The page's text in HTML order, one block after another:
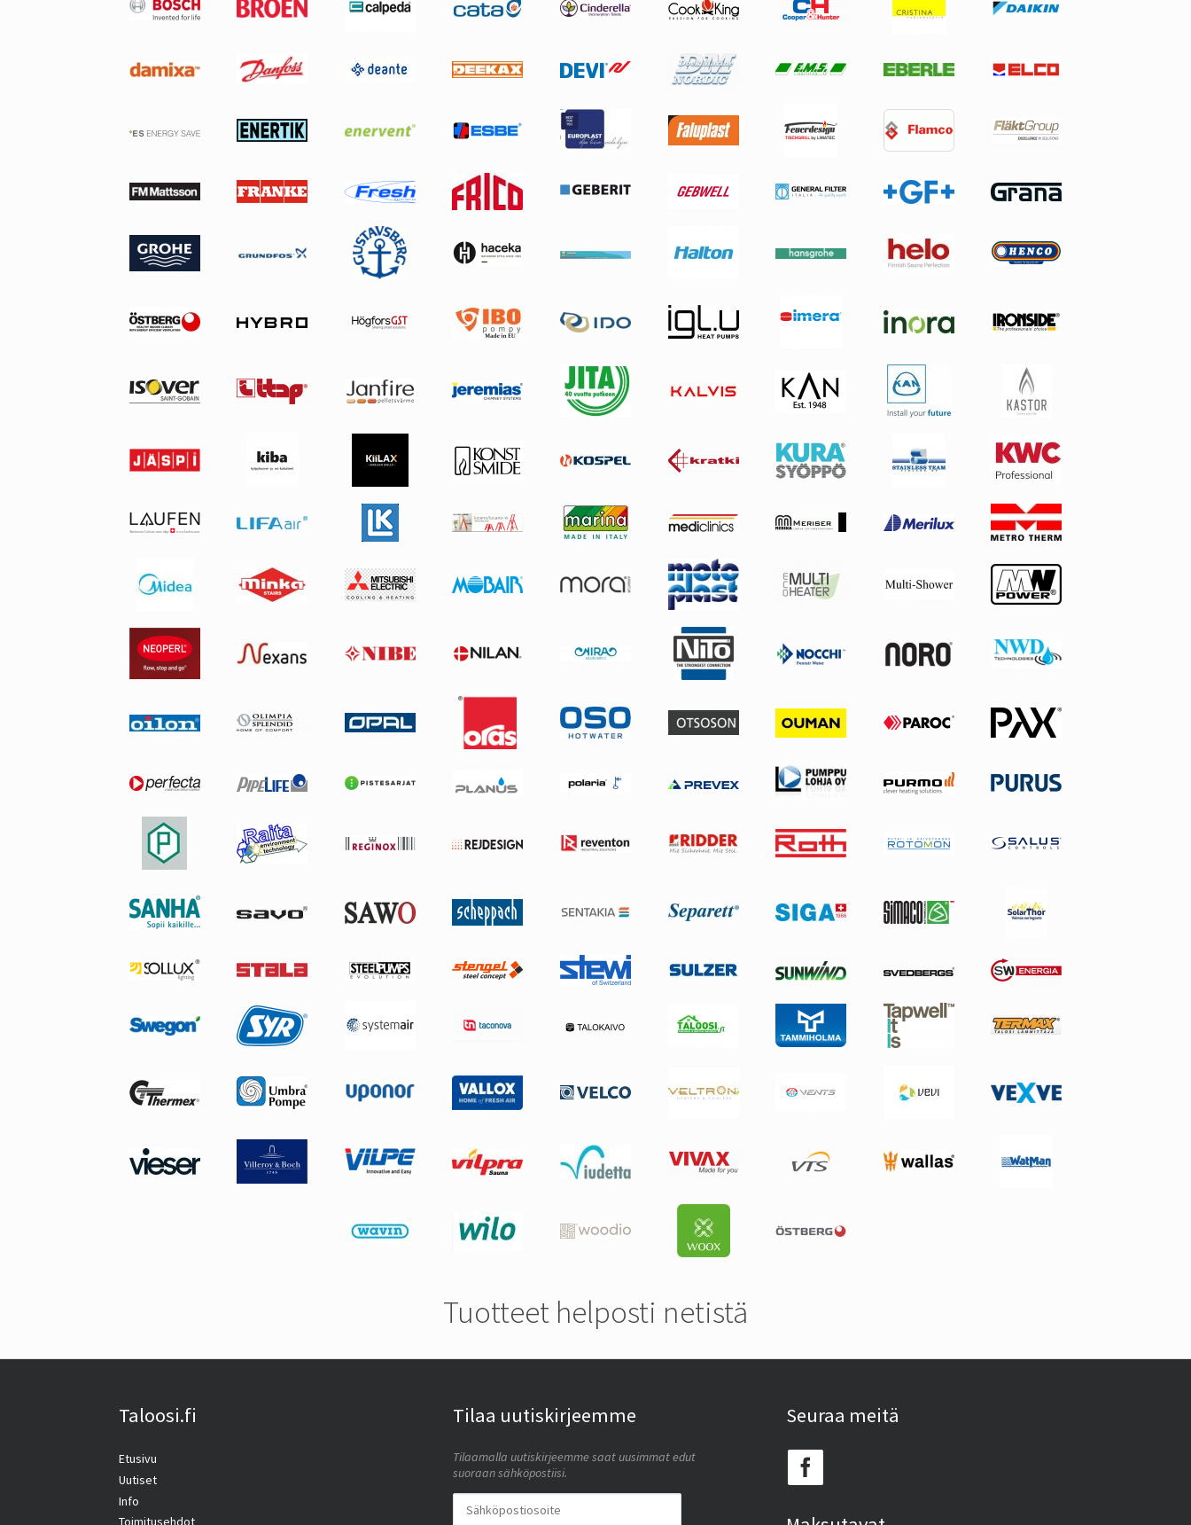
Tuotteet helposti netistä
Taloosi.fi
Etusivu
Uutiset
Info
Toimitusehdot
Tilaa uutiskirjeemme
Tilaamalla uutiskirjeemme saat uusimmat edut
suoraan sähköpostiisi.
Seuraa meitä